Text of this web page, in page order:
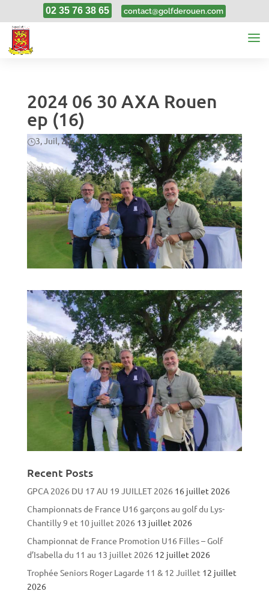
02 35 76 38 65 contact@golfderouen.com
2024 06 30 AXA Rouen
ep (16)
3, Juil, 2024
Recent Posts
GPCA 2026 DU 17 AU 19 JUILLET 2026 16 juillet 2026
Championnats de France U16 garçons au golf du Lys-
Chantilly 9 et 10 juillet 2026 13 juillet 2026
Championnat de France Promotion U16 Filles – Golf
d’Isabella du 11 au 13 juillet 2026 12 juillet 2026
Trophée Seniors Roger Lagarde 11 & 12 Juillet 12 juillet
2026